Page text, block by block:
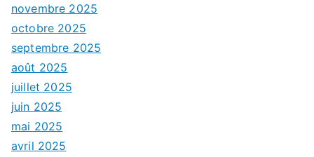
novembre 2025
octobre 2025
septembre 2025
août 2025
juillet 2025
juin 2025
mai 2025
avril 2025